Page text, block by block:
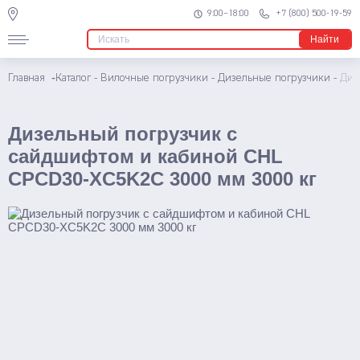
9:00–18:00 +7 (800) 500-19-59
Найти
Главная -Каталог - Вилочные погрузчики - Дизельные погрузчики -
Дизельный погрузчик с
сайдшифтом и кабиной CHL
CPCD30-XC5K2C 3000 мм 3000 кг
Ричтраки
Мини
Электрические
Подъемники
Телескопические
Несамоходные